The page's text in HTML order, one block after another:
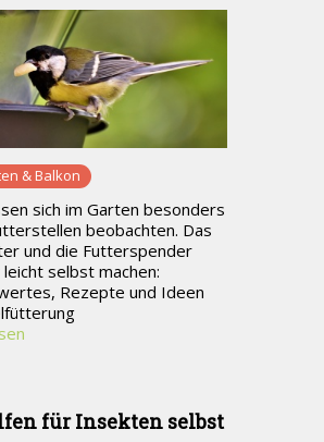
& Balkon
sich im Garten besonders
beobachten. Das
und die Futterspender
selbst machen:
Rezepte und Ideen
für Insekten selbst